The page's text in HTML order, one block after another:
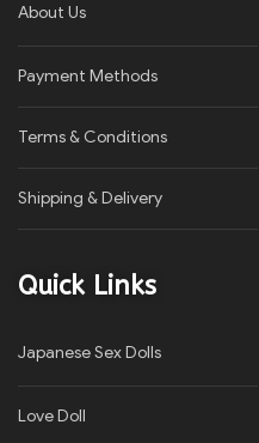
About Us
Payment Methods
Terms & Conditions
Shipping & Delivery
Quick Links
Japanese Sex Dolls
Love Doll